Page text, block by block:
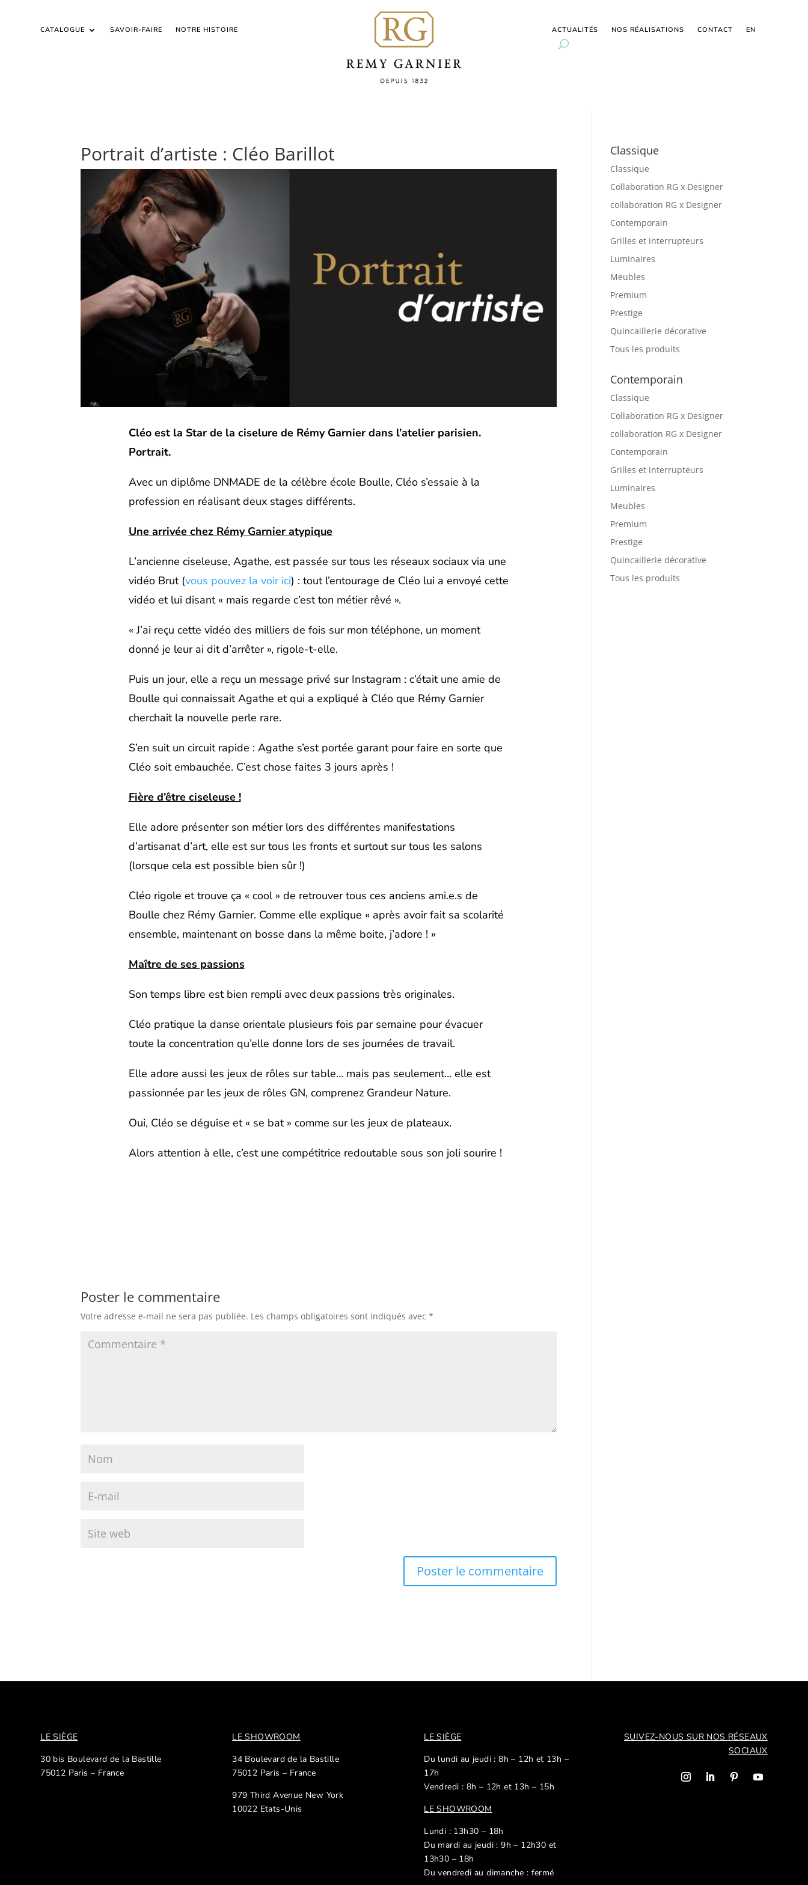
CATALOGUE SAVOIR-FAIRE NOTRE HISTOIRE ACTUALITÉS NOS RÉALISATIONS CONTACT EN
Portrait d’artiste : Cléo Barillot
Cléo est la Star de la ciselure de Rémy Garnier dans l’atelier parisien.
Portrait.
Avec un diplôme DNMADE de la célèbre école Boulle, Cléo s’essaie à la
profession en réalisant deux stages différents.
Une arrivée chez Rémy Garnier atypique
L’ancienne ciseleuse, Agathe, est passée sur tous les réseaux sociaux via une
vidéo Brut (vous pouvez la voir ici) : tout l’entourage de Cléo lui a envoyé cette
vidéo et lui disant « mais regarde c’est ton métier rêvé ».
« J’ai reçu cette vidéo des milliers de fois sur mon téléphone, un moment
donné je leur ai dit d’arrêter », rigole-t-elle.
Puis un jour, elle a reçu un message privé sur Instagram : c’était une amie de
Boulle qui connaissait Agathe et qui a expliqué à Cléo que Rémy Garnier
cherchait la nouvelle perle rare.
S’en suit un circuit rapide : Agathe s’est portée garant pour faire en sorte que
Cléo soit embauchée. C’est chose faites 3 jours après !
Fière d’être ciseleuse !
Elle adore présenter son métier lors des différentes manifestations
d’artisanat d’art, elle est sur tous les fronts et surtout sur tous les salons
(lorsque cela est possible bien sûr !)
Cléo rigole et trouve ça « cool » de retrouver tous ces anciens ami.e.s de
Boulle chez Rémy Garnier. Comme elle explique « après avoir fait sa scolarité
ensemble, maintenant on bosse dans la même boite, j’adore ! »
Maître de ses passions
Son temps libre est bien rempli avec deux passions très originales.
Cléo pratique la danse orientale plusieurs fois par semaine pour évacuer
toute la concentration qu’elle donne lors de ses journées de travail.
Elle adore aussi les jeux de rôles sur table… mais pas seulement… elle est
passionnée par les jeux de rôles GN, comprenez Grandeur Nature.
Oui, Cléo se déguise et « se bat » comme sur les jeux de plateaux.
Alors attention à elle, c’est une compétitrice redoutable sous son joli sourire !
Poster le commentaire
Votre adresse e-mail ne sera pas publiée. Les champs obligatoires sont indiqués avec*
Classique
Classique
Collaboration RG x Designer
collaboration RG x Designer
Contemporain
Grilles et interrupteurs
Luminaires
Meubles
Premium
Prestige
Quincaillerie décorative
Tous les produits
Contemporain
Classique
Collaboration RG x Designer
collaboration RG x Designer
Contemporain
Grilles et interrupteurs
Luminaires
Meubles
Premium
Prestige
Quincaillerie décorative
Tous les produits
LE SIÈGE
30 bis Boulevard de la Bastille
75012 Paris – France
LE SHOWROOM
34 Boulevard de la Bastille
75012 Paris – France
979 Third Avenue New York
10022 Etats-Unis
LE SIÈGE
Du lundi au jeudi : 8h – 12h et 13h –
17h
Vendredi : 8h – 12h et 13h – 15h
LE SHOWROOM
Lundi : 13h30 – 18h
Du mardi au jeudi : 9h – 12h30 et
13h30 – 18h
Du vendredi au dimanche : fermé
SUIVEZ-NOUS SUR NOS RÉSEAUX
SOCIAUX